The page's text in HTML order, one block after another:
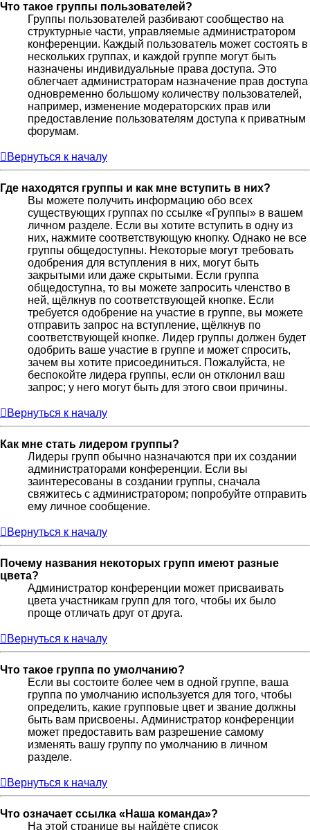
Что такое группы пользователей?
Группы пользователей разбивают сообщество на
структурные части, управляемые администратором
конференции. Каждый пользователь может состоять в
нескольких группах, и каждой группе могут быть
назначены индивидуальные права доступа. Это
облегчает администраторам назначение прав доступа
одновременно большому количеству пользователей,
например, изменение модераторских прав или
предоставление пользователям доступа к приватным
форумам.
Вернуться к началу
Где находятся группы и как мне вступить в них?
Вы можете получить информацию обо всех
существующих группах по ссылке «Группы» в вашем
личном разделе. Если вы хотите вступить в одну из
них, нажмите соответствующую кнопку. Однако не все
группы общедоступны. Некоторые могут требовать
одобрения для вступления в них, могут быть
закрытыми или даже скрытыми. Если группа
общедоступна, то вы можете запросить членство в
ней, щёлкнув по соответствующей кнопке. Если
требуется одобрение на участие в группе, вы можете
отправить запрос на вступление, щёлкнув по
соответствующей кнопке. Лидер группы должен будет
одобрить ваше участие в группе и может спросить,
зачем вы хотите присоединиться. Пожалуйста, не
беспокойте лидера группы, если он отклонил ваш
запрос; у него могут быть для этого свои причины.
Вернуться к началу
Как мне стать лидером группы?
Лидеры групп обычно назначаются при их создании
администраторами конференции. Если вы
заинтересованы в создании группы, сначала
свяжитесь с администратором; попробуйте отправить
ему личное сообщение.
Вернуться к началу
Почему названия некоторых групп имеют разные
цвета?
Администратор конференции может присваивать
цвета участникам групп для того, чтобы их было
проще отличать друг от друга.
Вернуться к началу
Что такое группа по умолчанию?
Если вы состоите более чем в одной группе, ваша
группа по умолчанию используется для того, чтобы
определить, какие групповые цвет и звание должны
быть вам присвоены. Администратор конференции
может предоставить вам разрешение самому
изменять вашу группу по умолчанию в личном
разделе.
Вернуться к началу
Что означает ссылка «Наша команда»?
На этой странице вы найдёте список